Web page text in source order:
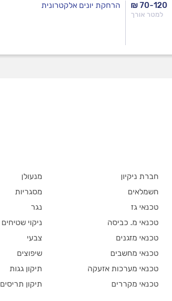
₪ 70-120
למטר אורך
הרחקת יונים אלקטרונית
חברת ניקיון
חשמלאים
טכנאי גז
טכנאי מ. כביסה
טכנאי מזגנים
טכנאי מחשבים
טכנאי מערכות אזעקה
טכנאי מקררים
מנעולן
מסגריות
נגר
ניקוי שטיחים
צבעי
שיפוצים
תיקון גגות
תיקון תריסים